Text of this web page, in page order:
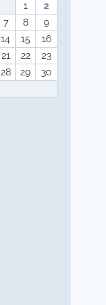
1
2
7 8
9
14 15
16
21 22
23
28 29
30